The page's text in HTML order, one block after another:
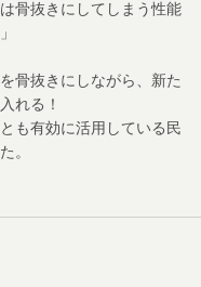
骨抜きにしてしまう性能
骨抜きにしながら、新た
れる！
も有効に活用している民
。